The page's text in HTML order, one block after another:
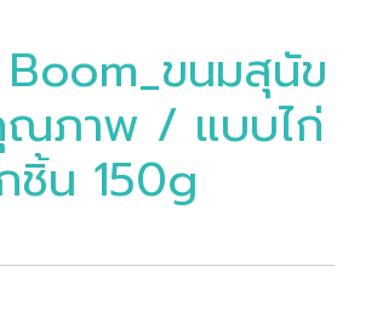
ขนมสุนัข
ณภาพ / แบบไก่
ชิ้น 150g